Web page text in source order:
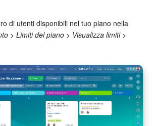
base
per HR
di utenti disponibili nel tuo piano nella
> Limiti del piano > Visualizza limiti>